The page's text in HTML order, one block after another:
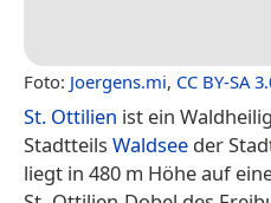
Foto: Joergens.mi, CC BY-SA
St. Ottilien ist ein
Stadtteils Waldsee der
liegt in 480 m Höhe auf